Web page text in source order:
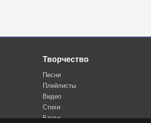
Творчество
Песни
Плейлисты
Видео
Стихи
Блоги